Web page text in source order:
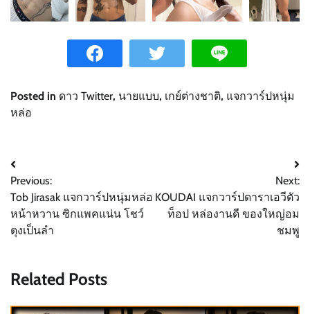
Posted in ดาว Twitter, นายแบบ, เกย์ต่างชาติ, แจกวาร์ปหนุ่ม
หล่อ
Post
navigation
Previous:
Tob Jirasak แจกวาร์ปหนุ่มหล่อ
หน้าหวาน ซิกแพคแน่น โชว์
ตุงเป็นลำ
Next:
KOUDAI แจกวาร์ปดาราเอวีตัว
ท็อป หล่องานดี ของใหญ่อม
ชมพู
Related Posts